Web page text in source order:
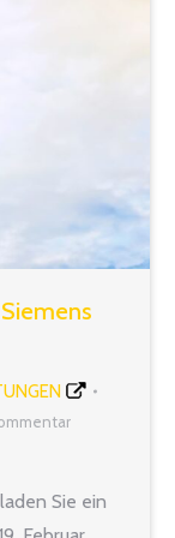
Sie ein